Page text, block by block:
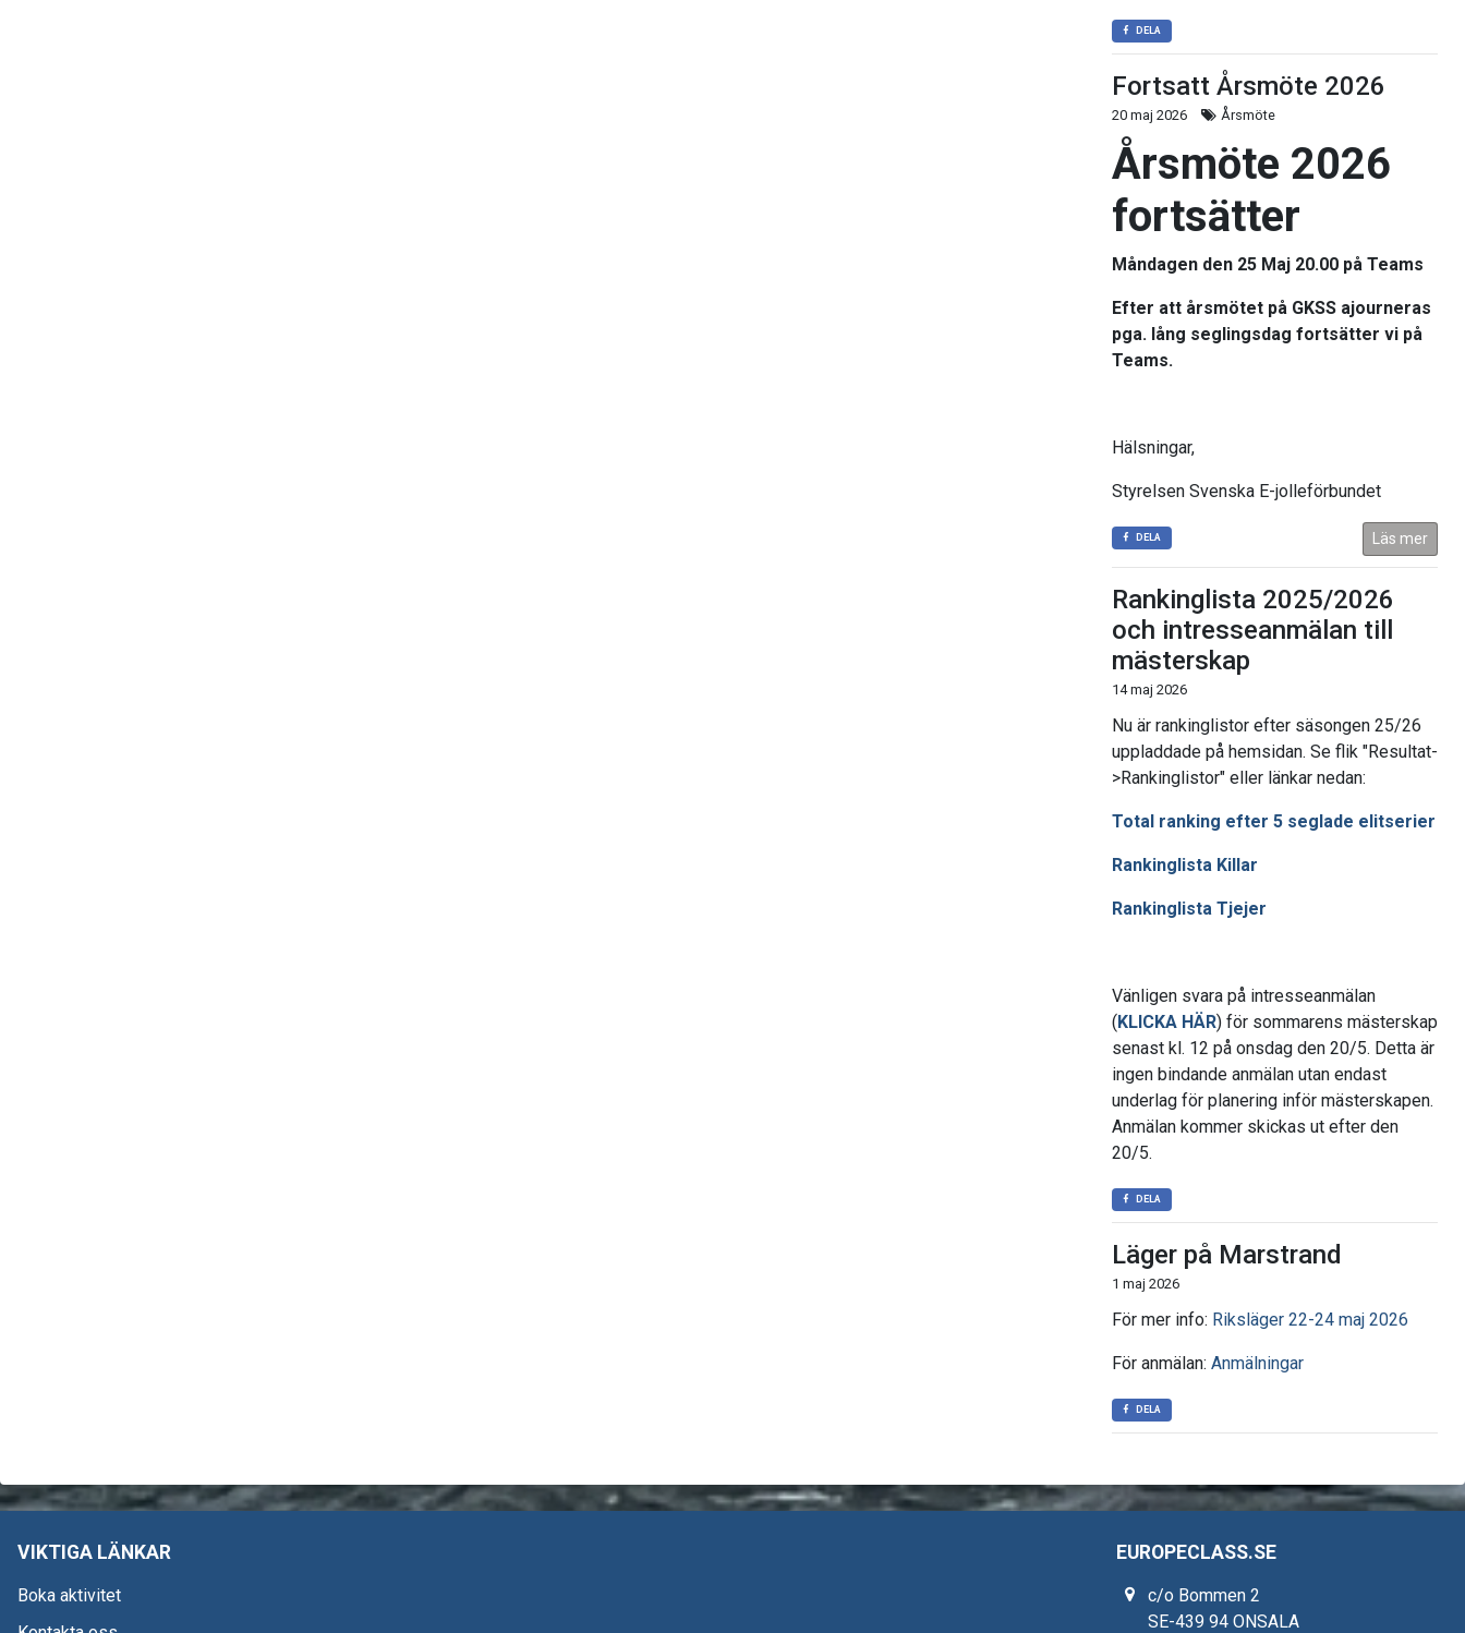
DELA
Fortsatt Årsmöte 2026
20 maj 2026 Årsmöte
Årsmöte 2026
fortsätter
Måndagen den 25 Maj 20.00 på Teams
Efter att årsmötet på GKSSajourneras
pga. lång seglingsdag fortsätter vi på
Teams.
Hälsningar,
Styrelsen Svenska E-jolleförbundet
DELA Läs mer
Rankinglista 2025/2026
och intresseanmälan till
mästerskap
14 maj 2026
Nu är rankinglistor efter säsongen 25/26
uppladdade på hemsidan. Se flik "Resultat-
>Rankinglistor" eller länkar nedan:
Total ranking efter 5 seglade elitserier
Rankinglista Killar
Rankinglista Tjejer
Vänligen svara på intresseanmälan
(KLICKA HÄR) för sommarens mästerskap
senast kl. 12 på onsdag den 20/5. Detta är
ingen bindande anmälan utan endast
underlag för planering inför mästerskapen.
Anmälan kommer skickas ut efter den
20/5.
DELA
Läger på Marstrand
1 maj 2026
För mer info: Riksläger 22-24 maj 2026
För anmälan: Anmälningar
DELA
VIKTIGA LÄNKAR
Boka aktivitet
EUROPECLASS.SE
c/o Bommen 2
SE-439 94 ONSALA